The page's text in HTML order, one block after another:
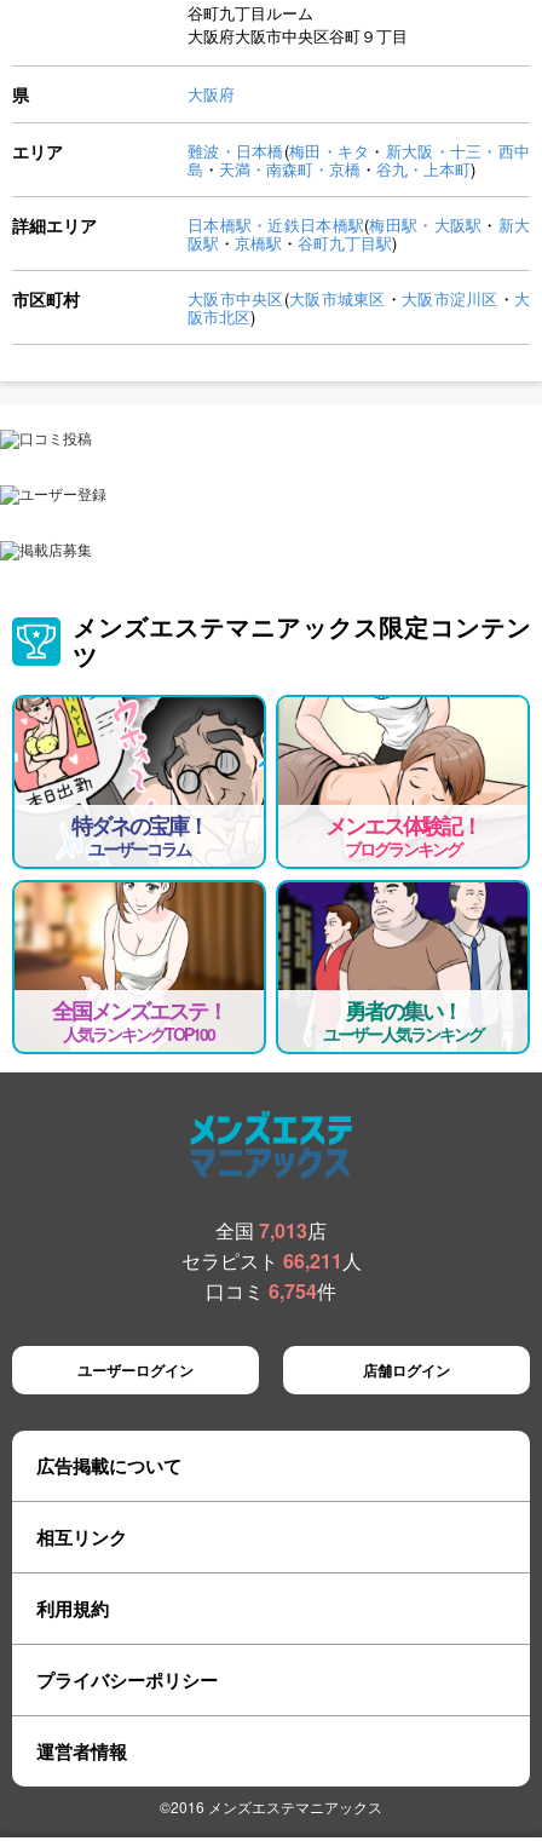
谷町九丁目ルーム
大阪府大阪市中央区谷町９丁目
県 大阪府
エリア 難波・日本橋(梅田・キタ ・ 新大阪・十三・西中
島 ・ 天満・南森町・京橋 ・ 谷九・上本町)
詳細エリア 日本橋駅・近鉄日本橋駅(梅田駅・大阪駅 ・ 新大
阪駅 ・ 京橋駅 ・ 谷町九丁目駅)
市区町村 大阪市中央区(大阪市城東区 ・ 大阪市淀川区 ・ 大
阪市北区)
メンズエステマニアックス限定コンテン
ツ
特ダネの宝庫！
ユーザーコラム
メンエス体験記！
ブログランキング
全国メンズエステ！
人気ランキングTOP100
勇者の集い！
ユーザー人気ランキング
全国 7,013店
セラピスト 66,211 人
口コミ 6,754件
ユーザーログイン 店舗ログイン
広告掲載について
相互リンク
利用規約
プライバシーポリシー
運営者情報
©2016 メンズエステマニアックス